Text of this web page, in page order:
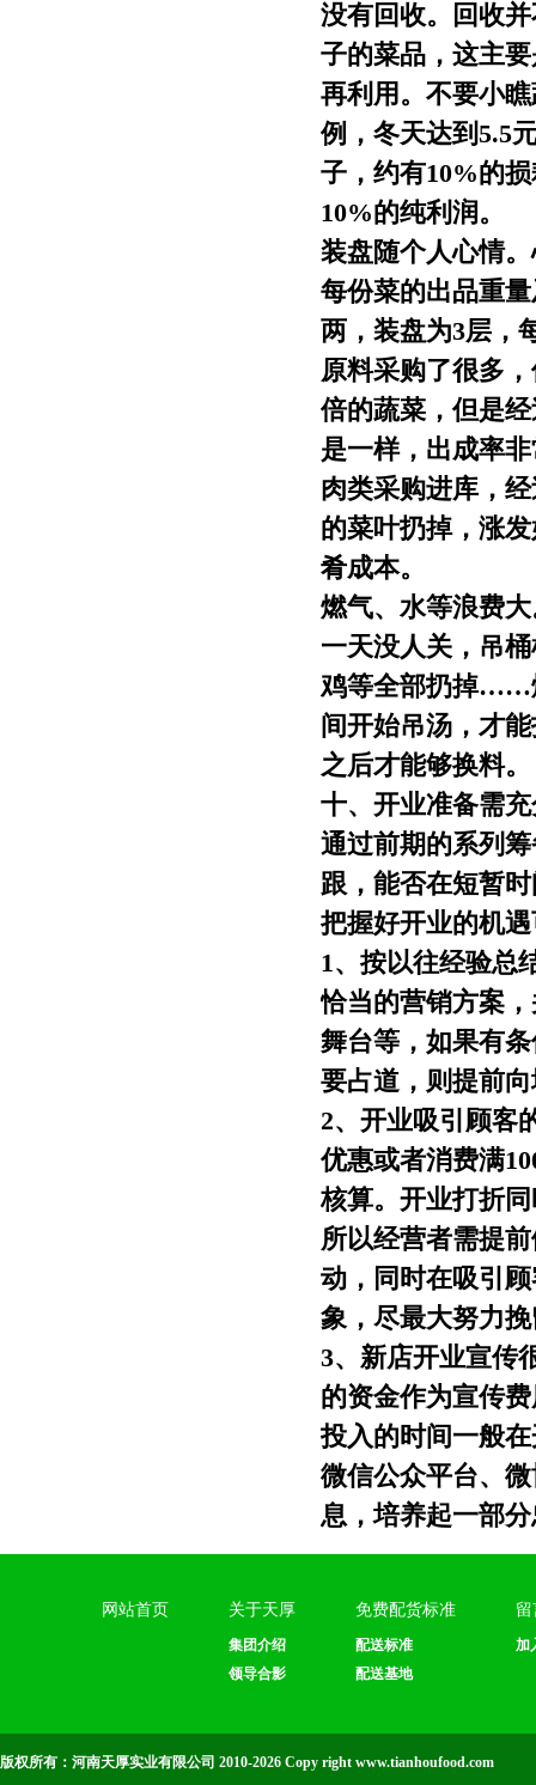
没有回收。回收
子的菜品，这主
再利用。不要小
例，冬天达到5.5
子，约有10%的
10%的纯利润。
装盘随个人心情
每份菜的出品重
两，装盘为3层，
原料采购了很多
倍的蔬菜，但是
是一样，出成率
肉类采购进库，
的菜叶扔掉，涨
肴成本。
燃气、水等浪费
一天没人关，吊
鸡等全部扔掉……
间开始吊汤，才
之后才能够换料。
十、开业准备需
通过前期的系列
跟，能否在短暂
把握好开业的机
1、按以往经验总
恰当的营销方案
舞台等，如果有
要占道，则提前
2、开业吸引顾客
优惠或者消费满
核算。开业打折
所以经营者需提
动，同时在吸引
象，尽最大努力
3、新店开业宣传
的资金作为宣传
投入的时间一般
微信公众平台、
息，培养起一部
网站首页 关于天厚
集团介绍
领导合影
免费配货标准
配送标准
配送基地
加
版权所有：河南天厚实业有限公司 2010-2026 Copy right www.tianhoufood.com